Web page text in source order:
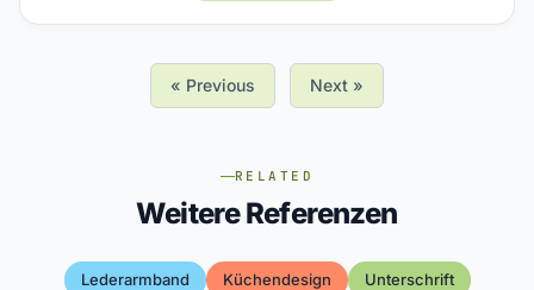
« Previous Next »
RELATED
Weitere Referenzen
Lederarmband Küchendesign
Unterschrift